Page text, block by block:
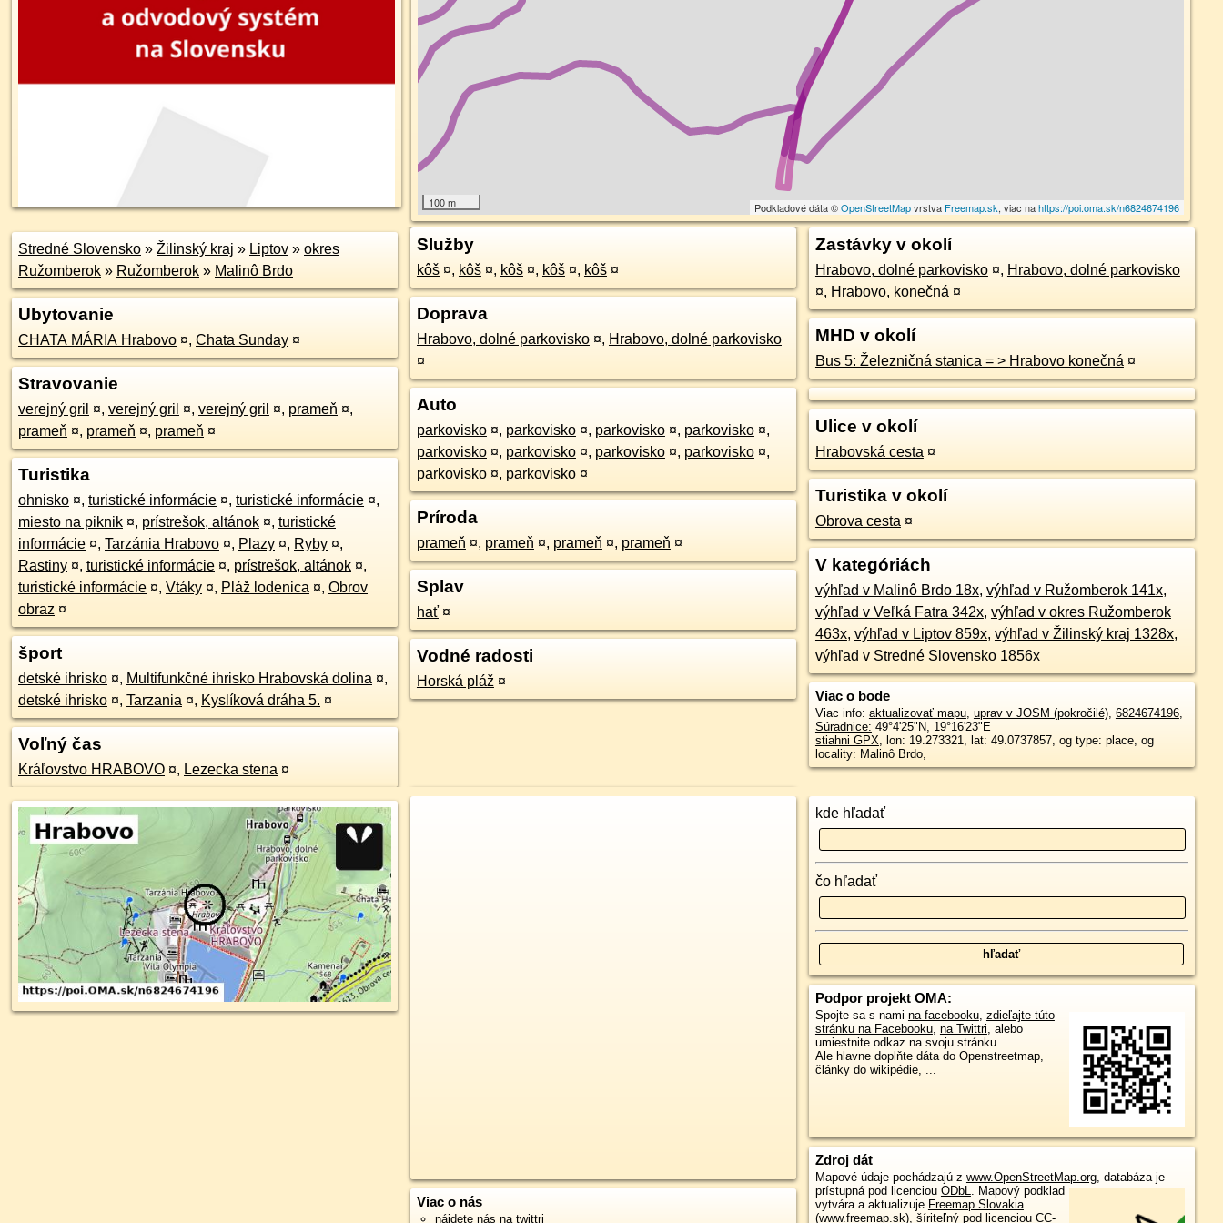
100 m Podkladové dáta ©OpenStreetMapvrstva Freemap.sk, viac nahttps://poi.oma.sk/n6824674196
Stredné Slovensko » Žilinský kraj » Liptov » okres
Ružomberok » Ružomberok » Malinô Brdo
Ubytovanie
CHATA MÁRIA Hrabovo ¤, Chata Sunday ¤
Stravovanie
verejný gril ¤, verejný gril ¤, verejný gril ¤, prameň ¤,
prameň ¤, prameň ¤, prameň ¤
Turistika
ohnisko ¤, turistické informácie ¤, turistické informácie ¤,
miesto na piknik ¤, prístrešok, altánok ¤, turistické
informácie ¤, Tarzánia Hrabovo ¤, Plazy ¤, Ryby ¤,
Rastiny ¤, turistické informácie ¤, prístrešok, altánok ¤,
turistické informácie ¤, Vtáky ¤, Pláž lodenica ¤, Obrov
obraz ¤
šport
detské ihrisko ¤, Multifunkčné ihrisko Hrabovská dolina ¤,
detské ihrisko ¤, Tarzania ¤, Kyslíková dráha 5. ¤
Voľný čas
Kráľovstvo HRABOVO ¤, Lezecka stena ¤
Služby
kôš ¤, kôš ¤, kôš ¤, kôš ¤, kôš ¤
Doprava
Hrabovo, dolné parkovisko ¤, Hrabovo, dolné parkovisko
¤
Auto
parkovisko ¤, parkovisko ¤, parkovisko ¤, parkovisko ¤,
parkovisko ¤, parkovisko ¤, parkovisko ¤, parkovisko ¤,
parkovisko ¤, parkovisko ¤
Príroda
prameň ¤, prameň ¤, prameň ¤, prameň ¤
Splav
hať ¤
Vodné radosti
Horská pláž ¤
Zastávky v okolí
Hrabovo, dolné parkovisko ¤, Hrabovo, dolné parkovisko
¤, Hrabovo, konečná ¤
MHD v okolí
Bus 5: Železničná stanica = > Hrabovo konečná ¤
Ulice v okolí
Hrabovská cesta ¤
Turistika v okolí
Obrova cesta ¤
V kategóriách
výhľad v Malinô Brdo 18x, výhľad v Ružomberok 141x,
výhľad v Veľká Fatra 342x, výhľad v okres Ružomberok
463x, výhľad v Liptov 859x, výhľad v Žilinský kraj 1328x,
výhľad v Stredné Slovensko 1856x
Viac o bode
Viac info: aktualizovať mapu, uprav v JOSM (pokročilé), 6824674196,
Súradnice: 49°4'25"N, 19°16'23"E
stiahni GPX, lon: 19.273321, lat: 49.0737857, og type: place, og
locality: Malinô Brdo,
Viac o nás
nájdete nás na twittri
kde hľadať
čo hľadať
Podpor projekt OMA:
Spojte sa s nami na facebooku, zdieľajte túto
stránku na Facebooku, na Twittri, alebo
umiestnite odkaz na svoju stránku.
Ale hlavne doplňte dáta do Openstreetmap,
články do wikipédie, ...
Zdroj dát
Mapové údaje pochádzajú z www.OpenStreetMap.org, databáza je
prístupná pod licenciou ODbL. Mapový podklad
vytvára a aktualizuje Freemap Slovakia
(www.freemap.sk), šíriteľný pod licenciou CC-